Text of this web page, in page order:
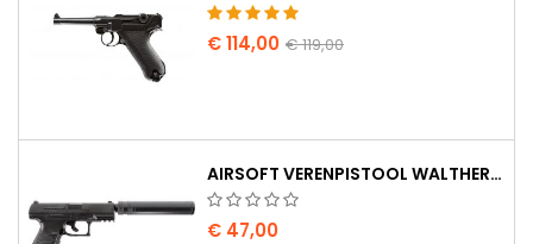
€ 114,00 € 119,00
AIRSOFT VERENPISTOOL WALTHER PPQ NAVY MET GELUIDDEMPER
€ 47,00